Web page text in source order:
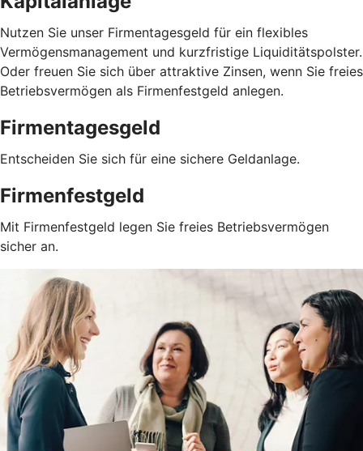
Nutzen Sie unser Firmentagesgeld für ein flexibles
Vermögensmanagement und kurzfristige Liquiditätspolster.
Oder freuen Sie sich über attraktive Zinsen, wenn Sie freies
Betriebsvermögen als Firmenfestgeld anlegen.
Firmentagesgeld
Entscheiden Sie sich für eine sichere Geldanlage.
Firmenfestgeld
Mit Firmenfestgeld legen Sie freies Betriebsvermögen
sicher an.